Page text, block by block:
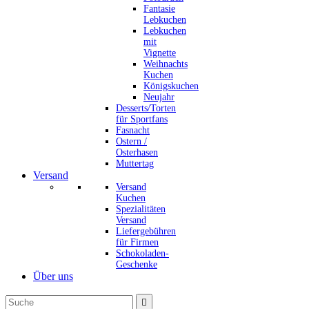
Fantasie
Lebkuchen
Lebkuchen
mit
Vignette
Weihnachts
Kuchen
Königskuchen
Neujahr
Desserts/Torten
für Sportfans
Fasnacht
Ostern /
Osterhasen
Muttertag
Versand
Versand
Kuchen
Spezialitäten
Versand
Liefergebühren
für Firmen
Schokoladen-
Geschenke
Über uns
